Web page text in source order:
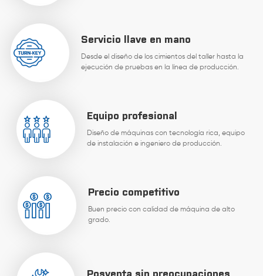
Servicio llave en mano
Desde el diseño de los cimientos del taller hasta la
ejecución de pruebas en la línea de producción.
Equipo profesional
Diseño de máquinas con tecnología rica, equipo
de instalación e ingeniero de producción.
Precio competitivo
Buen precio con calidad de máquina de alto
grado.
Posventa sin preocupaciones